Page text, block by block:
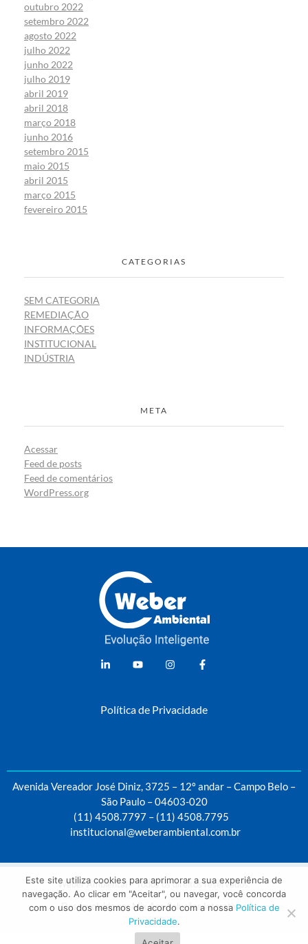
outubro 2022
setembro 2022
agosto 2022
julho 2022
junho 2022
julho 2019
abril 2019
abril 2018
março 2018
junho 2016
setembro 2015
maio 2015
abril 2015
março 2015
fevereiro 2015
CATEGORIAS
SEM CATEGORIA
REMEDIAÇÃO
INFORMAÇÕES
INSTITUCIONAL
INDÚSTRIA
META
Acessar
Feed de posts
Feed de comentários
WordPress.org
Política de Privacidade
Avenida Vereador José Diniz, 3725 – 12º andar – Campo Belo –
São Paulo – 04603-020
(11) 4508.7797– (11) 4508.7795
institucional@weberambiental.com.br
Weber Ambiental – Todos os direitos reservados.
Desenvolvido por Mix App Soluções Interativas
Este site utiliza cookies para aprimorar a sua experiência de
navegação. Ao clicar em "Aceitar", ou navegar, você concorda
com o uso dos mesmos de acordo com a nossa Política de
Privacidade.